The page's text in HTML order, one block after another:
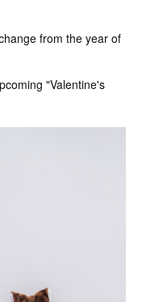
from the year of
"Valentine's